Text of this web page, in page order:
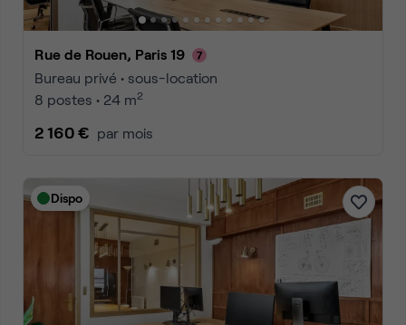
Rue de Rouen, Paris 19
Bureau privé • sous-location
8 postes • 24 m2
2 160 € par mois
Dispo